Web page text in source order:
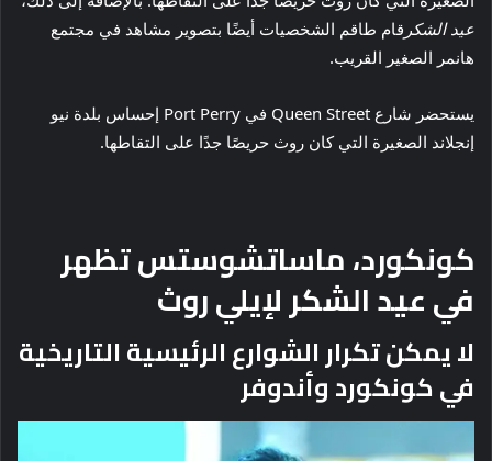
عيد الشكر قام طاقم الشخصيات أيضًا بتصوير مشاهد في مجتمع
هانمر الصغير القريب.
يستحضر شارع Queen Street في Port Perry إحساس بلدة نيو
إنجلاند الصغيرة التي كان روث حريصًا جدًا على التقاطها.
كونكورد، ماساتشوستس تظهر
في عيد الشكر لإيلي روث
لا يمكن تكرار الشوارع الرئيسية التاريخية
في كونكورد وأندوفر